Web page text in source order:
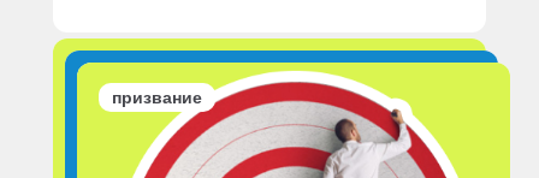
продуктивность
продуктивность
призвание